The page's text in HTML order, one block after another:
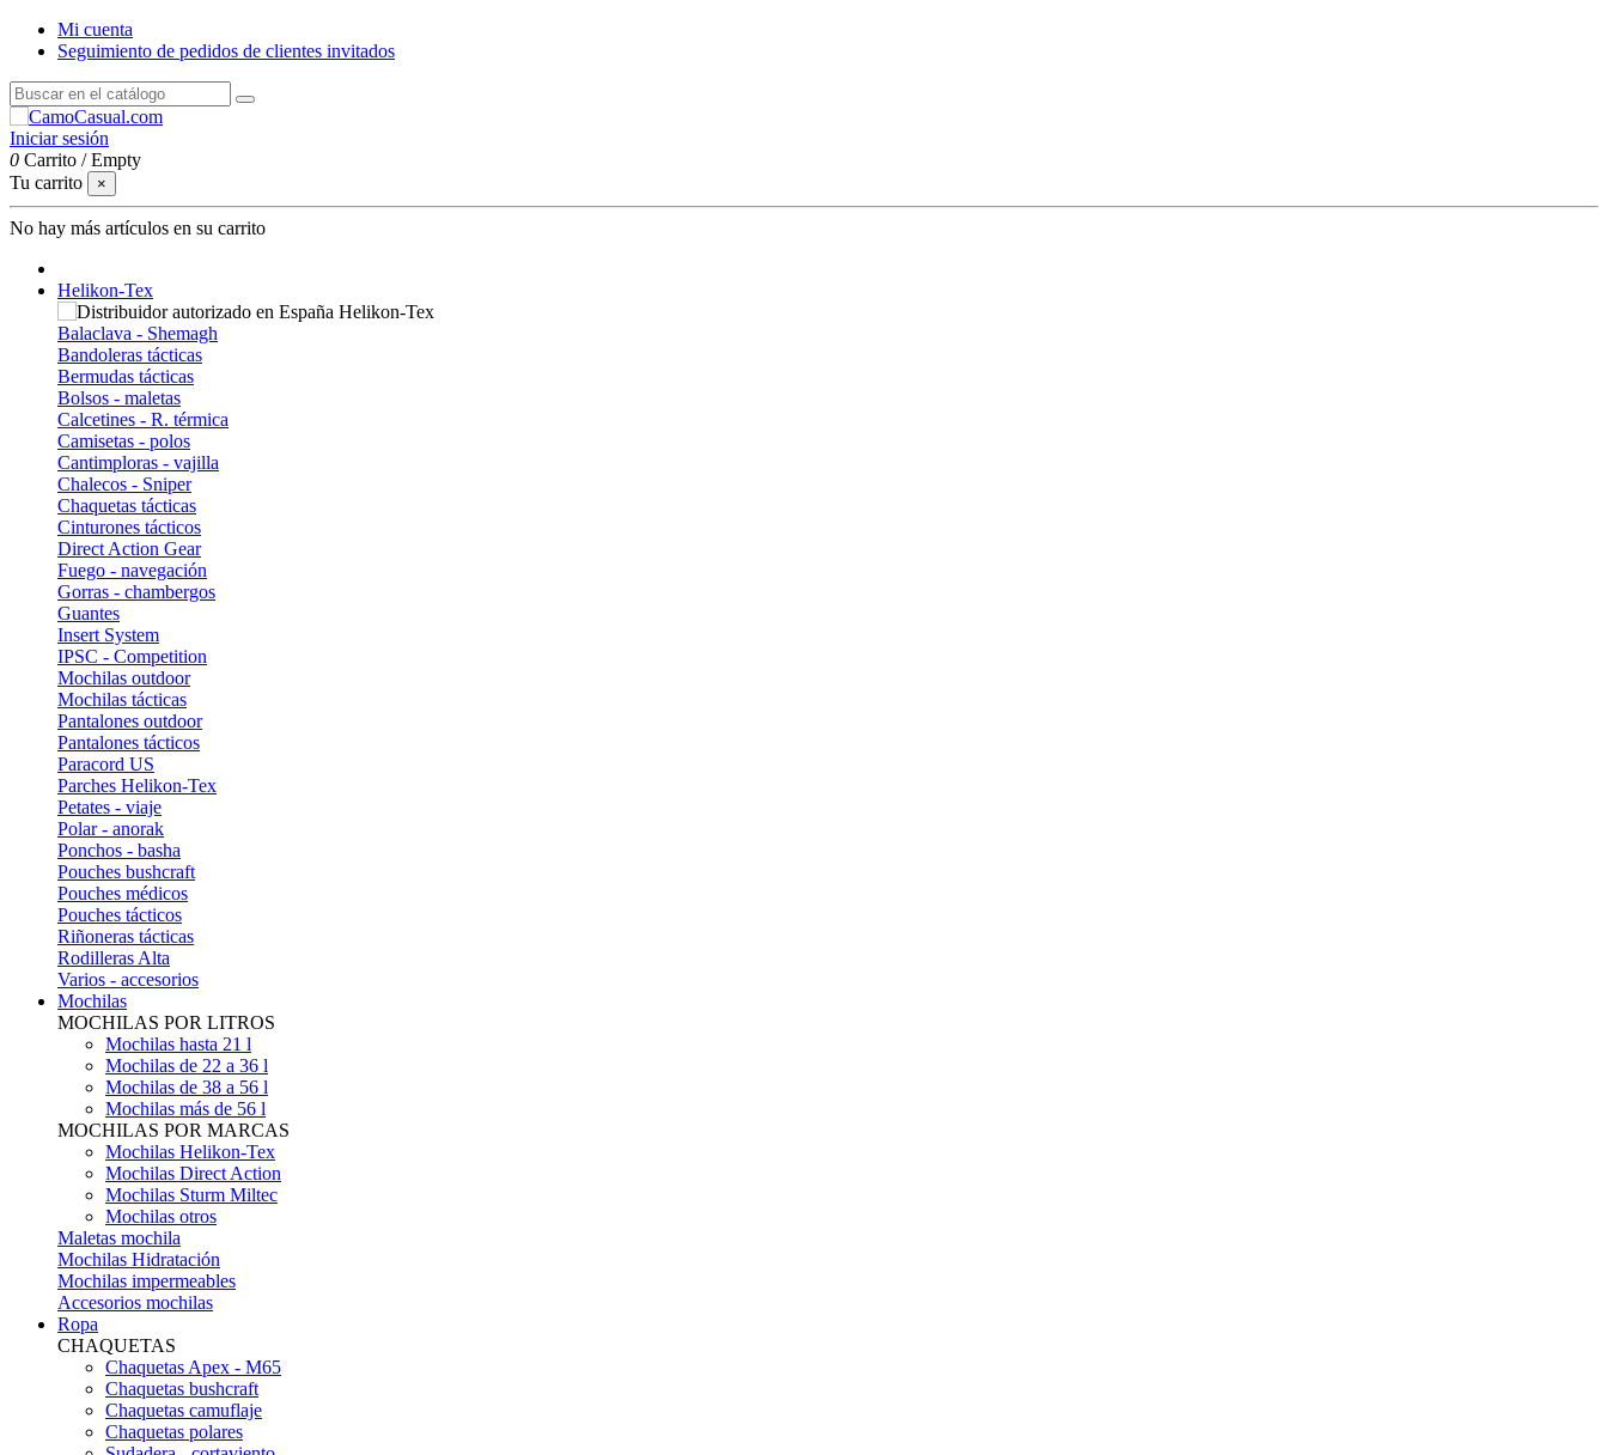
Mi cuenta
Seguimiento de pedidos de clientes invitados
Iniciar sesión
0 Carrito /Empty
Tu carrito
×
No hay más artículos en su carrito
Helikon-Tex
Balaclava - Shemagh
Bandoleras tácticas
Bermudas tácticas
Bolsos - maletas
Calcetines - R. térmica
Camisetas - polos
Cantimploras - vajilla
Chalecos - Sniper
Chaquetas tácticas
Cinturones tácticos
Direct Action Gear
Fuego - navegación
Gorras - chambergos
Guantes
Insert System
IPSC - Competition
Mochilas outdoor
Mochilas tácticas
Pantalones outdoor
Pantalones tácticos
Paracord US
Parches Helikon-Tex
Petates - viaje
Polar - anorak
Ponchos - basha
Pouches bushcraft
Pouches médicos
Pouches tácticos
Riñoneras tácticas
Rodilleras Alta
Varios - accesorios
Mochilas
MOCHILAS POR LITROS
Mochilas hasta 21 l
Mochilas de 22 a 36 l
Mochilas de 38 a 56 l
Mochilas más de 56 l
MOCHILAS POR MARCAS
Mochilas Helikon-Tex
Mochilas Direct Action
Mochilas Sturm Miltec
Mochilas otros
Maletas mochila
Mochilas Hidratación
Mochilas impermeables
Accesorios mochilas
Ropa
CHAQUETAS
Chaquetas Apex - M65
Chaquetas bushcraft
Chaquetas camuflaje
Chaquetas polares